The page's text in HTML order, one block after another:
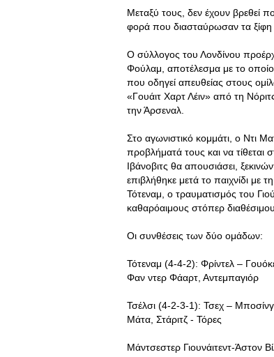
Μεταξύ τους, δεν έχουν βρεθεί
φορά που διασταύρωσαν τα ξίφη
Ο σύλλογος του Λονδίνου
Φούλαμ, αποτέλεσμα με το
που οδηγεί απευθείας στους
«Γουάιτ Χαρτ Λέιν» από τη
την Άρσεναλ.
Στο αγωνιστικό κομμάτι, ο Ντι
προβλήματά τους και να
Ιβάνοβιτς θα απουσιάσει,
επιβλήθηκε μετά το παιχνίδι με
Τότεναμ, ο τραυματισμός του
καθαρόαιμους στόπερ
Οι συνθέσεις των δύο ομάδων:
Τότεναμ (4-4-2): Φρίντελ –
Φαν ντερ Φάαρτ, Αντεμπαγιόρ
Τσέλσι (4-2-3-1): Τσεχ –
Μάτα, Στάριτζ - Τόρες
Μάντσεστερ Γιουνάιτεντ-Άστον